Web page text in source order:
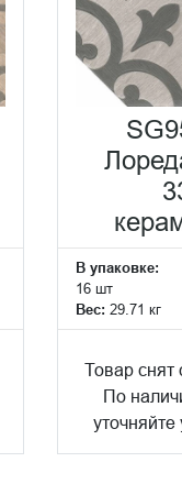
В упаковке:
16 шт
Вес: 29.71 кг
Товар снят
По